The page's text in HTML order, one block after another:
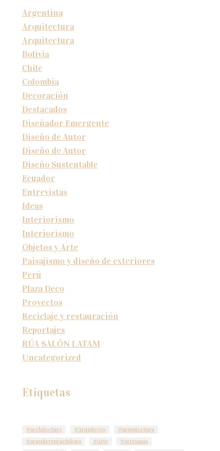
Argentina
Arquitectura
Arquitectura
Bolivia
Chile
Colombia
Decoración
Destacados
Diseñador Emergente
Diseño de Autor
Diseño de Autor
Diseño Sustentable
Ecuador
Entrevistas
Ideas
Interiorismo
Interiorismo
Objetos y Arte
Paisajismo y diseño de exteriores
Perú
Plaza Deco
Proyectos
Reciclaje y restauración
Reportajes
RÚA SALÓN LATAM
Uncategorized
Etiquetas
#architecture #Arquitecto
#arquitectura
#arquitecturachilena
#Arte
#artesanía